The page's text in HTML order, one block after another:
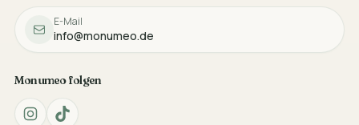
E-Mail
info@monumeo.de
Monumeo folgen